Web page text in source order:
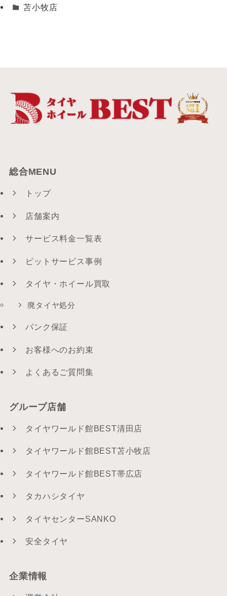
苫小牧店
総合MENU
トップ
店舗案内
サービス料金一覧表
ピットサービス事例
タイヤ・ホイール買取
廃タイヤ処分
パンク保証
お客様へのお約束
よくあるご質問集
グループ店舗
タイヤワールド館BEST清田店
タイヤワールド館BEST苫小牧店
タイヤワールド館BEST帯広店
タカハシタイヤ
タイヤセンターSANKO
安全タイヤ
企業情報